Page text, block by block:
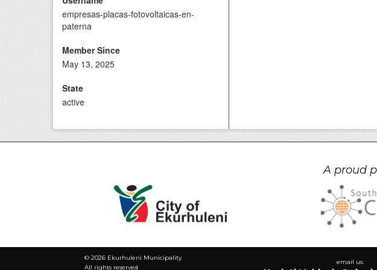
empresas-placas-fotovoltaicas-en-
paterna
Member Since
May 13, 2025
State
active
A proud
© 2026 Ekurhuleni Municipality
All rights reserved
email us: